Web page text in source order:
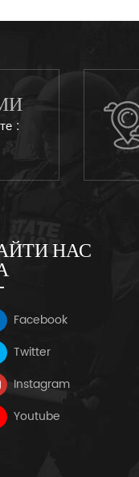
:
НАС
Facebook
Twitter
Instagram
Youtube